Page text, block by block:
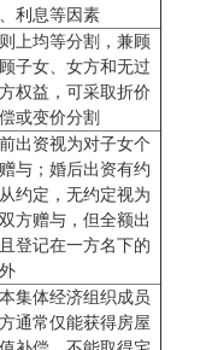
利息等因素
上均等分割，兼顾
子女、女方和无过
权益，可采取折价
或变价分割
出资视为对子女个
与；婚后出资有约
约定，无约定视为
方赠与，但全额出
登记在一方名下的
集体经济组织成员
通常仅能获得房屋